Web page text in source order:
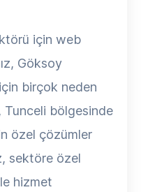
için web
Göksoy
birçok neden
Tunceli bölgesinde
özel çözümler
sektöre özel
hizmet